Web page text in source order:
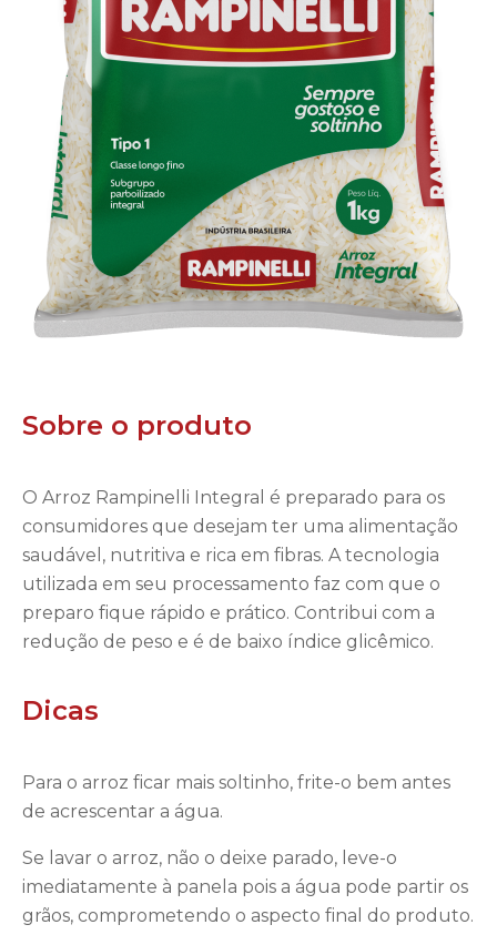
Sobre o produto
O Arroz Rampinelli Integral é preparado para os
consumidores que desejam ter uma alimentação
saudável, nutritiva e rica em fibras. A tecnologia
utilizada em seu processamento faz com que o
preparo fique rápido e prático. Contribui com a
redução de peso e é de baixo índice glicêmico.
Dicas
Para o arroz ficar mais soltinho, frite-o bem antes
de acrescentar a água.
Se lavar o arroz, não o deixe parado, leve-o
imediatamente à panela pois a água pode partir os
grãos, comprometendo o aspecto final do produto.